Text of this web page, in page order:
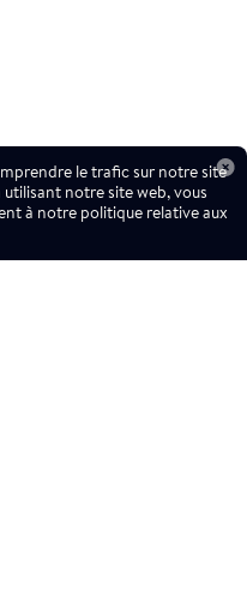
le trafic sur notre site
utilisant notre site web, vous
à notre politique relative aux